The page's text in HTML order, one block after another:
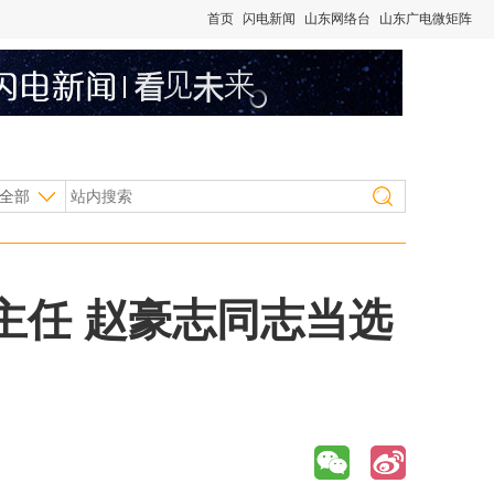
首页 闪电新闻 山东网络台 山东广电微矩阵
部
任 赵豪志同志当选